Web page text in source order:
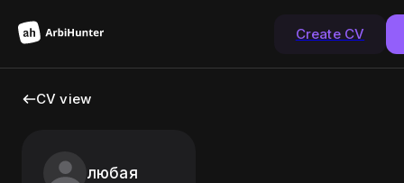
Create CV
CV view
любая